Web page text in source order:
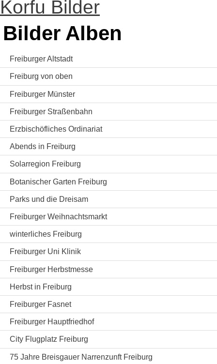
Korfu Bilder
Bilder Alben
Freiburger Altstadt
Freiburg von oben
Freiburger Münster
Freiburger Straßenbahn
Erzbischöfliches Ordinariat
Abends in Freiburg
Solarregion Freiburg
Botanischer Garten Freiburg
Parks und die Dreisam
Freiburger Weihnachtsmarkt
winterliches Freiburg
Freiburger Uni Klinik
Freiburger Herbstmesse
Herbst in Freiburg
Freiburger Fasnet
Freiburger Hauptfriedhof
City Flugplatz Freiburg
75 Jahre Breisgauer Narrenzunft Freiburg